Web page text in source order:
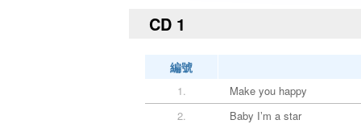
CD 1
編號
1.
Make you happy
2.
Baby Iʼm a star